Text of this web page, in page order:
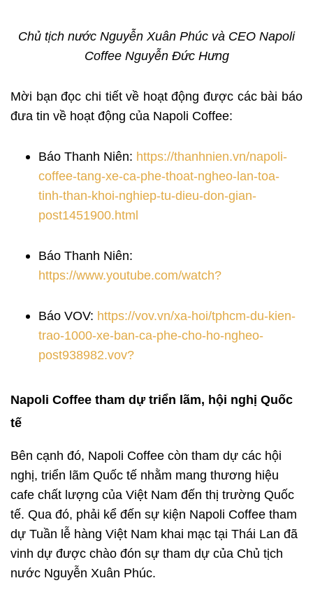
Chủ tịch nước Nguyễn Xuân Phúc và CEO Napoli
Coffee Nguyễn Đức Hưng
Mời bạn đọc chi tiết về hoạt động được các bài báo
đưa tin về hoạt động của Napoli Coffee:
Báo Thanh Niên: https://thanhnien.vn/napoli-
coffee-tang-xe-ca-phe-thoat-ngheo-lan-toa-
tinh-than-khoi-nghiep-tu-dieu-don-gian-
post1451900.html
Báo Thanh Niên:
https://www.youtube.com/watch?
Báo VOV: https://vov.vn/xa-hoi/tphcm-du-kien-
trao-1000-xe-ban-ca-phe-cho-ho-ngheo-
post938982.vov?
Napoli Coffee tham dự triển lãm, hội nghị Quốc
tế
Bên cạnh đó, Napoli Coffee còn tham dự các hội
nghị, triển lãm Quốc tế nhằm mang thương hiệu
cafe chất lượng của Việt Nam đến thị trường Quốc
tế. Qua đó, phải kể đến sự kiện Napoli Coffee tham
dự Tuần lễ hàng Việt Nam khai mạc tại Thái Lan đã
vinh dự được chào đón sự tham dự của Chủ tịch
nước Nguyễn Xuân Phúc.